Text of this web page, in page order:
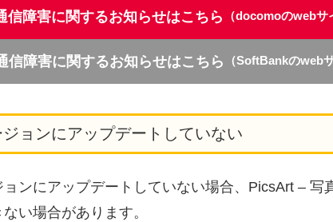
障害に関するお知らせはこちら （docomoのwebサ
信障害に関するお知らせはこちら （SoftBankのweb
ョンにアップデートしていない
ンにアップデートしていない場合、PicsArt – 写
い場合があります。